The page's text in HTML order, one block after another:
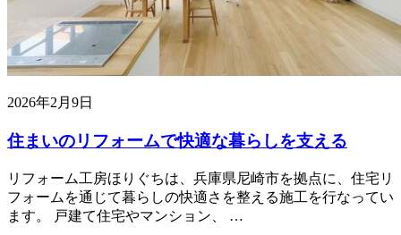
2026年2月9日
住まいのリフォームで快適な暮らしを支える
リフォーム工房ほりぐちは、兵庫県尼崎市を拠点に、住宅リ
フォームを通じて暮らしの快適さを整える施工を行なってい
ます。 戸建て住宅やマンション、 …